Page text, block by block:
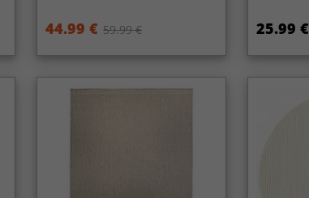
44.99 € 59.99 € 25.99 €